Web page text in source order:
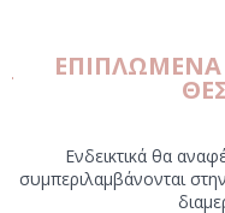
ΕΠΙΠΛΩΜΕΝΑ
Ενδεικτικά θα
συμπεριλαμβάνονται